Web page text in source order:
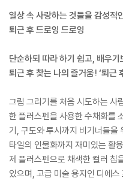
일상 속 사랑하는 것들을 감성적
퇴근 후 드로잉 드로잉
단순하되 따라 하기 쉽고, 배우기
퇴근 후 찾는 나의 즐거움! ‘퇴근
그림 그리기를 처음 시도하는 사
한 플러스펜을 사용한 수채화를
기, 구도와 투시까지 비기너들을
타일의 인물화까지 재미있는 활
제 플러스펜으로 채색한 컬러 칩
있으며, 고급 미술 용지인 디에